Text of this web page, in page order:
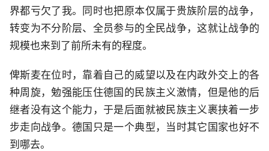
界都亏欠了我。同时也把原本仅属于贵族阶层的战争，
转变为不分阶层、全员参与的全民战争，这就让战争的
规模也来到了前所未有的程度。
俾斯麦在位时，靠着自己的威望以及在内政外交上的各
种周旋，勉强能压住德国的民族主义激情，但是他的后
继者没有这个能力，于是后面就被民族主义裹挟着一步
步走向战争。德国只是一个典型，当时其它国家也好不
到哪去。